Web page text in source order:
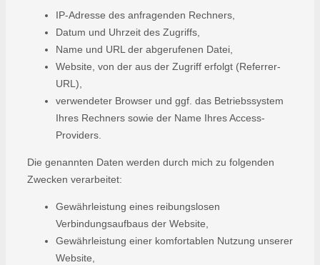
IP-Adresse des anfragenden Rechners,
Datum und Uhrzeit des Zugriffs,
Name und URL der abgerufenen Datei,
Website, von der aus der Zugriff erfolgt (Referrer-
URL),
verwendeter Browser und ggf. das Betriebssystem
Ihres Rechners sowie der Name Ihres Access-
Providers.
Die genannten Daten werden durch mich zu folgenden
Zwecken verarbeitet:
Gewährleistung eines reibungslosen
Verbindungsaufbaus der Website,
Gewährleistung einer komfortablen Nutzung unserer
Website,